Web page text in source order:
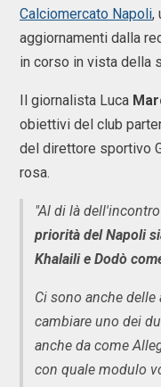
Calciomercato Napoli,
aggiornamenti dalla
in corso in vista della
Il giornalista Luca
obiettivi del club
del direttore sportivo
rosa.
"Al di là
priorità del Napoli
Khalaili e Dodò
Ci sono anche
cambiare uno dei
anche da come
con quale modulo